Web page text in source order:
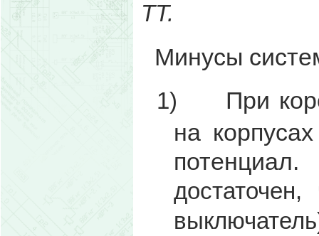
TТ.
Минусы
1)
При
на